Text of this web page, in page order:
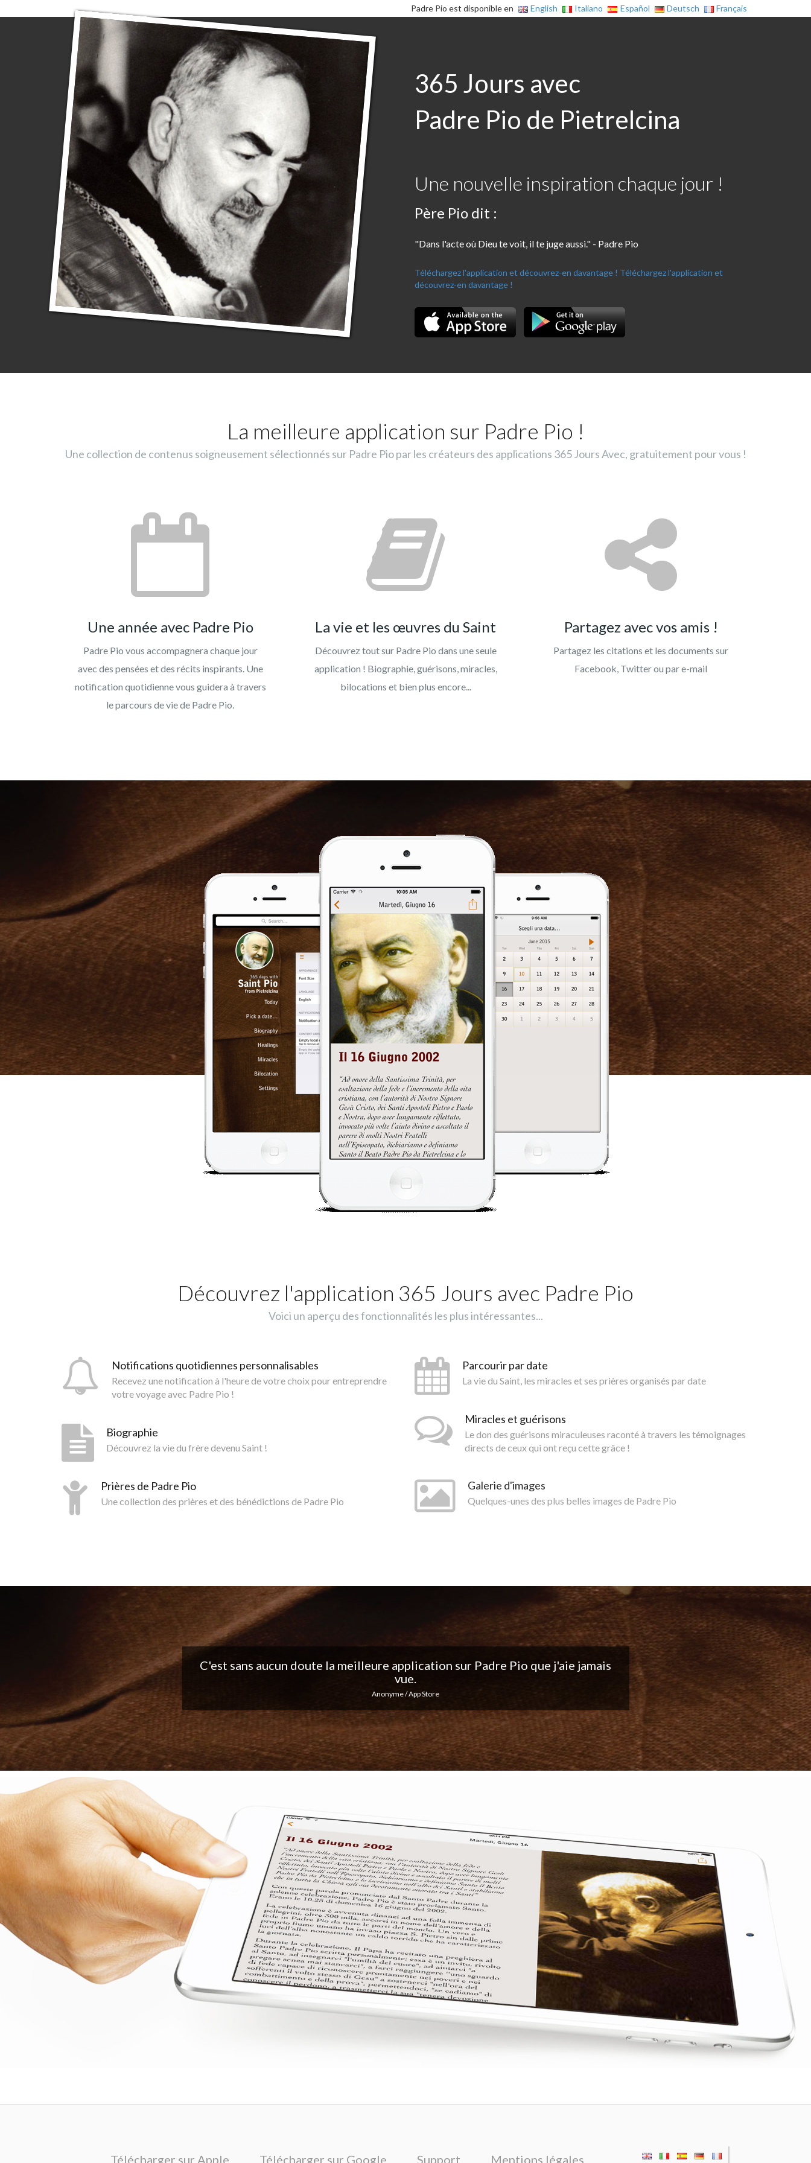
Padre Pio est disponible en English Italiano Español Deutsch Français
365 Jours avec
Padre Pio de Pietrelcina
Une nouvelle inspiration chaque jour !
Père Pio dit :
"Dans l'acte où Dieu te voit, il te juge aussi." - Padre Pio
Téléchargez l'application et découvrez-en davantage ! Téléchargez l'application et
découvrez-en davantage !
La meilleure application sur Padre Pio !
Une collection de contenus soigneusement sélectionnés sur Padre Pio par les créateurs des applications 365 Jours Avec, gratuitement pour vous !
Une année avec Padre Pio
Padre Pio vous accompagnera chaque jour
avec des pensées et des récits inspirants. Une
notification quotidienne vous guidera à travers
le parcours de vie de Padre Pio.
La vie et les œuvres du Saint
Découvrez tout sur Padre Pio dans une seule
application ! Biographie, guérisons, miracles,
bilocations et bien plus encore...
Partagez avec vos amis !
Partagez les citations et les documents sur
Facebook, Twitter ou par e-mail
Découvrez l'application 365 Jours avec Padre Pio
Voici un aperçu des fonctionnalités les plus intéressantes...
Notifications quotidiennes personnalisables
Recevez une notification à l'heure de votre choix pour entreprendre
votre voyage avec Padre Pio !
Biographie
Découvrez la vie du frère devenu Saint !
Prières de Padre Pio
Une collection des prières et des bénédictions de Padre Pio
Parcourir par date
La vie du Saint, les miracles et ses prières organisés par date
Miracles et guérisons
Le don des guérisons miraculeuses raconté à travers les témoignages
directs de ceux qui ont reçu cette grâce !
Galerie d'images
Quelques-unes des plus belles images de Padre Pio
Belle application, j'adore les notifications quotidiennes... Continuez votre
excellent travail !
Télécharger sur Apple Télécharger sur Google Support Mentions légales |